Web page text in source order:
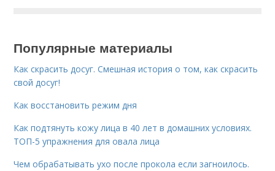
Популярные материалы
Как скрасить досуг. Смешная история о том, как скрасить
свой досуг!
Как восстановить режим дня
Как подтянуть кожу лица в 40 лет в домашних условиях.
ТОП-5 упражнения для овала лица
Чем обрабатывать ухо после прокола если загноилось.